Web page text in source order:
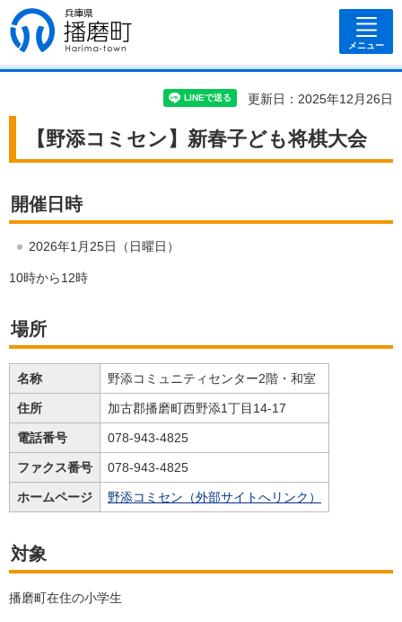
兵庫県 播磨
町
メニュー
更新日：2025年12月26日
【野添コミセン】新春子ども将棋大会
開催日時
2026年1月25日（日曜日）
10時から12時
場所
名称 野添コミュニティセンター2階・和室
住所 加古郡播磨町西野添1丁目14-17
電話番号 078-943-4825
ファクス番号 078-943-4825
ホームページ 野添コミセン（外部サイトへリンク）
対象
播磨町在住の小学生